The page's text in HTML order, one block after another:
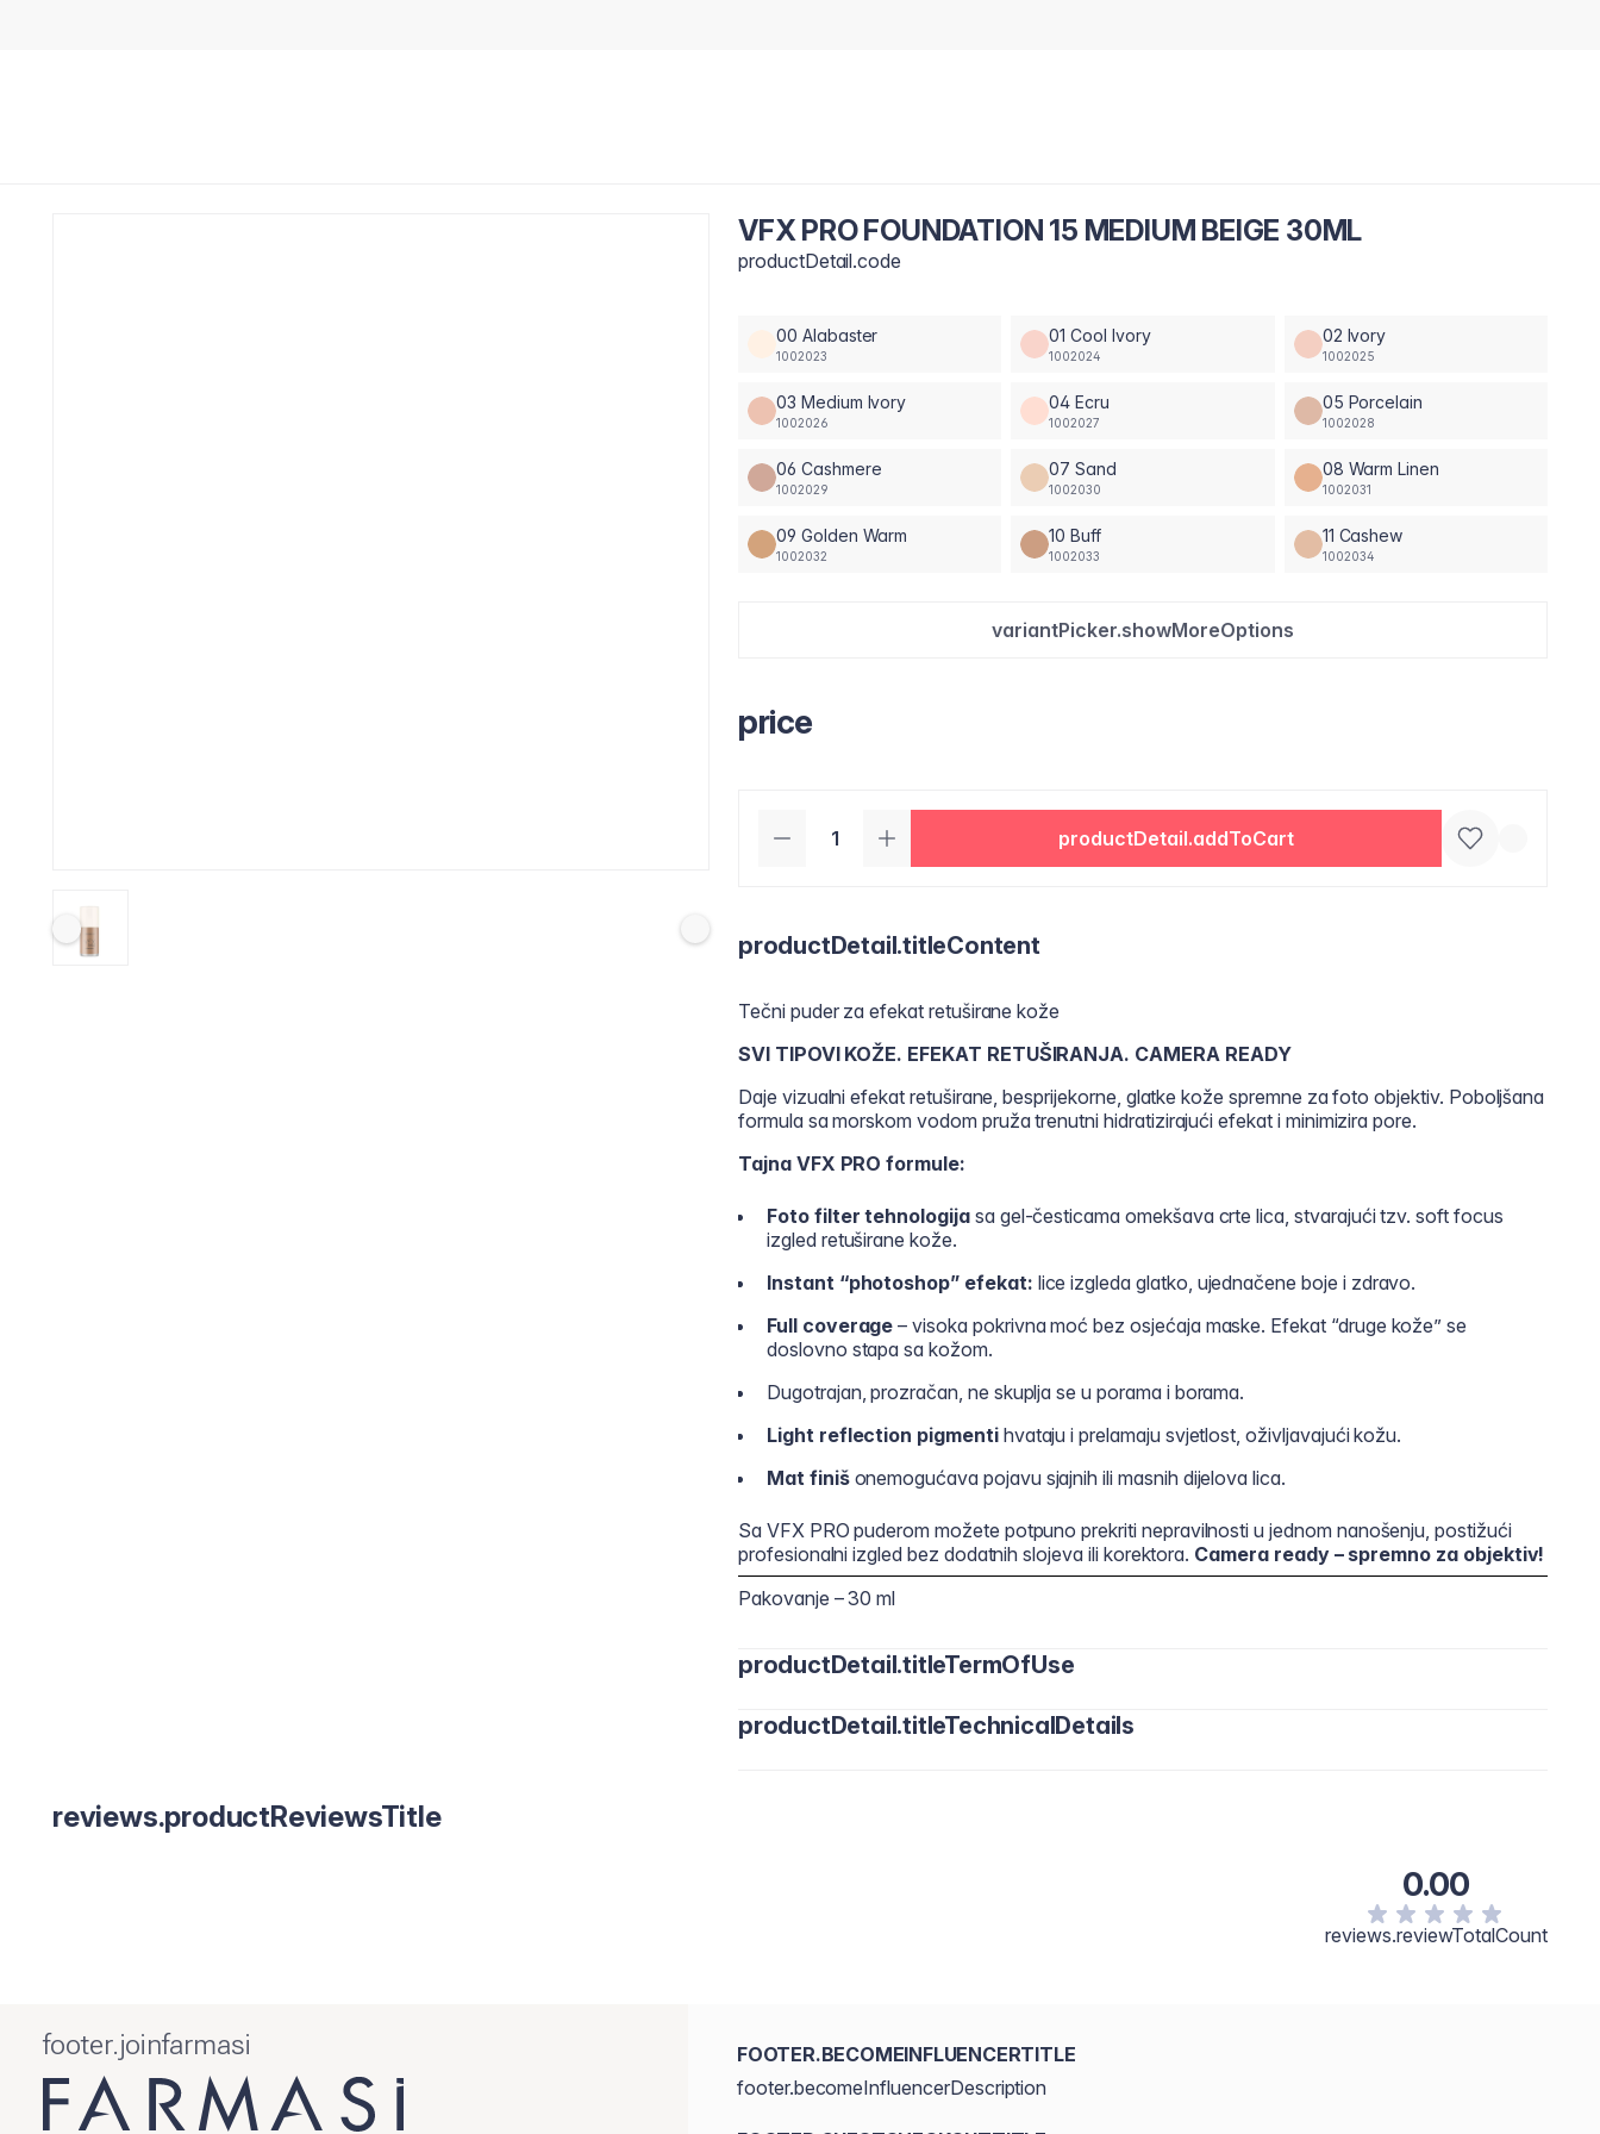
VFX PRO FOUNDATION 15 MEDIUM BEIGE 30ML
productDetail.code
00 Alabaster
1002023
01 Cool Ivory
1002024
02 Ivory
1002025
03 Medium Ivory
1002026
04 Ecru
1002027
05 Porcelain
1002028
06 Cashmere
1002029
07 Sand
1002030
08 Warm Linen
1002031
09 Golden Warm
1002032
10 Buff
1002033
11 Cashew
1002034
variantPicker.showMoreOptions
price
productDetail.addToCart
productDetail.titleContent
Tečni puder za efekat retuširane kože
SVI TIPOVI KOŽE. EFEKAT RETUŠIRANJA. CAMERA READY
Daje vizualni efekat retuširane, besprijekorne, glatke kože spremne za foto objektiv. Poboljšana
formula sa morskom vodom pruža trenutni hidratizirajući efekat i minimizira pore.
Tajna VFX PRO formule:
Foto filter tehnologijasa gel-česticama omekšava crte lica, stvarajući tzv. soft focus
izgled retuširane kože.
Instant “photoshop” efekat: lice izgleda glatko, ujednačene boje i zdravo.
Full coverage – visoka pokrivna moć bez osjećaja maske. Efekat “druge kože” se
doslovno stapa sa kožom.
Dugotrajan, prozračan, ne skuplja se u porama i borama.
Light reflection pigmentihvataju i prelamaju svjetlost, oživljavajući kožu.
Mat finišonemogućava pojavu sjajnih ili masnih dijelova lica.
Sa VFX PRO puderom možete potpuno prekriti nepravilnosti u jednom nanošenju, postižući
profesionalni izgled bez dodatnih slojeva ili korektora. Camera ready – spremno za objektiv!
Pakovanje – 30 ml
productDetail.titleTermOfUse
productDetail.titleTechnicalDetails
reviews.productReviewsTitle
0.00
reviews.reviewTotalCount
footer.joinfarmasi
FOOTER.BECOMEINFLUENCERTITLE
footer.becomeInfluencerDescription